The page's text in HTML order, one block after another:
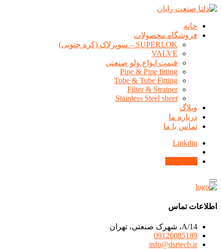
خانه
فروشگاه محصولات
SUPERLOK – سوپرلاک (کره جنوبی)
VALVE
قیمت انواع ولو صنعتی
Pipe & Pipe fitting
Tube & Tube Fitting
Filter & Strainer
Stainless Steel sheet
وبلاگ
درباره ما
تماس با ما
Linkdin
اطلاعات تماس
14/A، شهرک صنعتی، تهران
09126085189
info@dsrtech.ir